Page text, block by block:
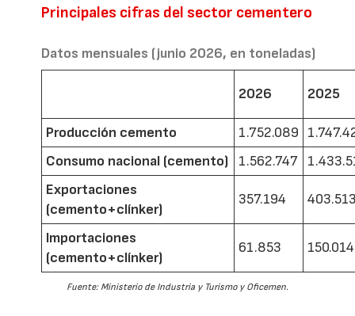
Principales cifras del sector cementero
Datos mensuales (junio 2026, en toneladas)
2026 2025
Producción cemento 1.752.089
Consumo nacional (cemento)
1.562.747
Exportaciones
(cemento+clínker)
357.194
Importaciones
(cemento+clínker)
61.853 150.014
Fuente: Ministerio de Industria y Turismo y Oficemen.